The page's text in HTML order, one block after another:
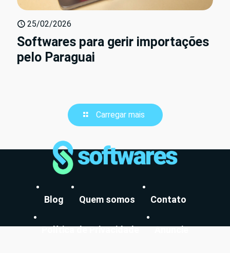
25/02/2026
Softwares para gerir importações
pelo Paraguai
Carregar mais
Blog Quem somos Contato
Política de Privacidade Anuncie